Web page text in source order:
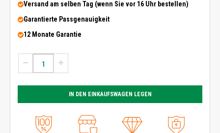
Versand am selben Tag (wenn Sie vor 16 Uhr bestellen)
Garantierte Passgenauigkeit
12 Monate Garantie
IN DEN EINKAUFSWAGEN LEGEN